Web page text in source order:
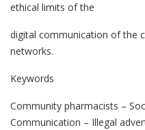
ethical limits of the
digital communication of the
networks.
Keywords
Community pharmacists –
Communication – Illegal